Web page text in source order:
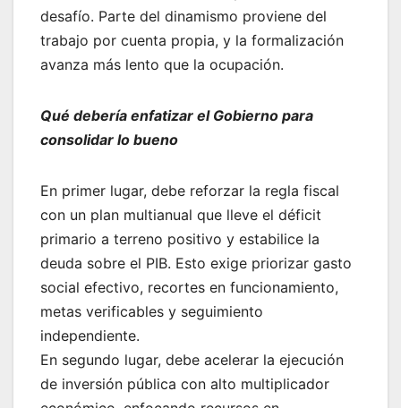
desafío. Parte del dinamismo proviene del
trabajo por cuenta propia, y la formalización
avanza más lento que la ocupación.
Qué debería enfatizar el Gobierno para
consolidar lo bueno
En primer lugar, debe reforzar la regla fiscal
con un plan multianual que lleve el déficit
primario a terreno positivo y estabilice la
deuda sobre el PIB. Esto exige priorizar gasto
social efectivo, recortes en funcionamiento,
metas verificables y seguimiento
independiente.
En segundo lugar, debe acelerar la ejecución
de inversión pública con alto multiplicador